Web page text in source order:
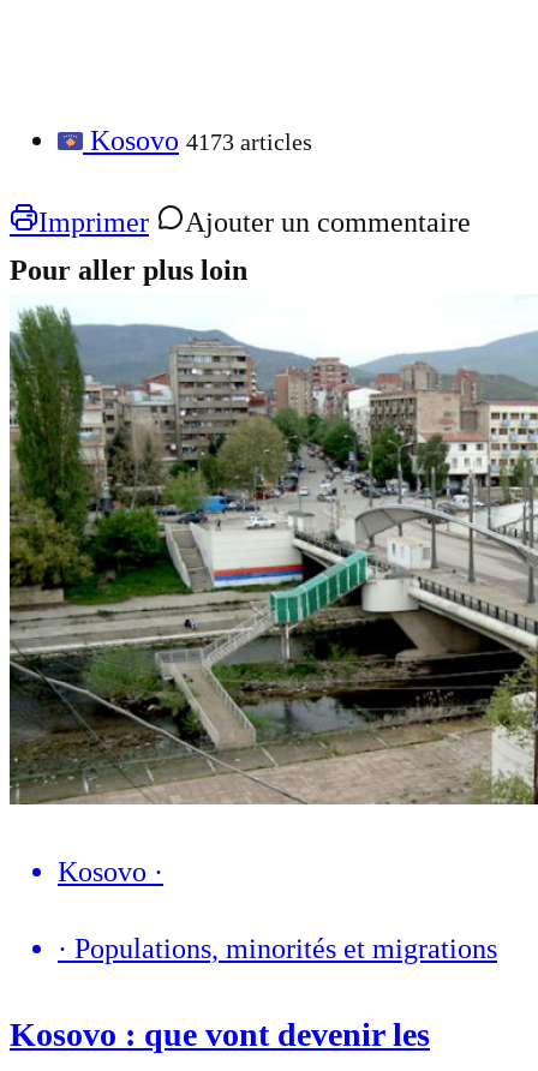
Kosovo 4173 articles
Imprimer
Ajouter un commentaire
Pour aller plus loin
Kosovo ·
· Populations, minorités et migrations
Kosovo : que vont devenir les